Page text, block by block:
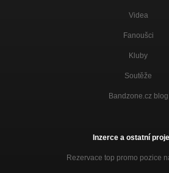
Videa
Fanoušci
Kluby
Soutěže
Bandzone.cz blog
Inzerce a ostatní
Rezervace top promo pozice